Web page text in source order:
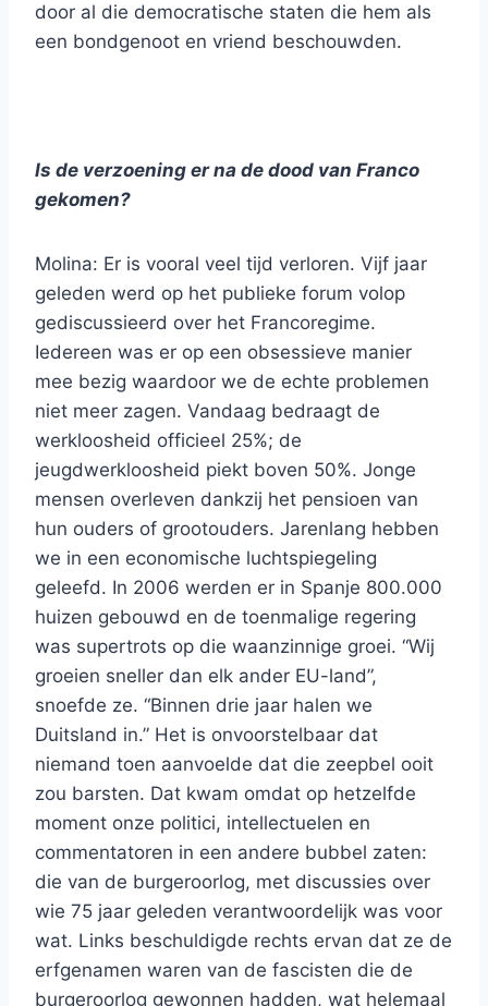
door al die democratische staten die hem als
een bondgenoot en vriend beschouwden.
Is de verzoening er na de dood van Franco
gekomen?
Molina: Er is vooral veel tijd verloren. Vijf jaar
geleden werd op het publieke forum volop
gediscussieerd over het Francoregime.
Iedereen was er op een obsessieve manier
mee bezig waardoor we de echte problemen
niet meer zagen. Vandaag bedraagt de
werkloosheid officieel 25%; de
jeugdwerkloosheid piekt boven 50%. Jonge
mensen overleven dankzij het pensioen van
hun ouders of grootouders. Jarenlang hebben
we in een economische luchtspiegeling
geleefd. In 2006 werden er in Spanje 800.000
huizen gebouwd en de toenmalige regering
was supertrots op die waanzinnige groei. “Wij
groeien sneller dan elk ander EU-land”,
snoefde ze. “Binnen drie jaar halen we
Duitsland in.” Het is onvoorstelbaar dat
niemand toen aanvoelde dat die zeepbel ooit
zou barsten. Dat kwam omdat op hetzelfde
moment onze politici, intellectuelen en
commentatoren in een andere bubbel zaten:
die van de burgeroorlog, met discussies over
wie 75 jaar geleden verantwoordelijk was voor
wat. Links beschuldigde rechts ervan dat ze de
erfgenamen waren van de fascisten die de
burgeroorlog gewonnen hadden, wat helemaal